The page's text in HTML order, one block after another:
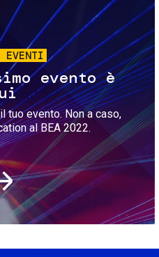
EVENTI
evento è
tuo evento. Non a caso,
al BEA 2022.